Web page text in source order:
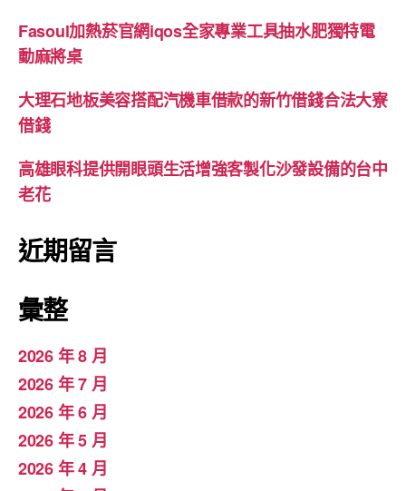
Fasoul加熱菸官網iqos全家專業工具抽水肥獨特電
動麻將桌
大理石地板美容搭配汽機車借款的新竹借錢合法大寮
借錢
高雄眼科提供開眼頭生活增強客製化沙發設備的台中
老花
近期留言
彙整
2026 年 8 月
2026 年 7 月
2026 年 6 月
2026 年 5 月
2026 年 4 月